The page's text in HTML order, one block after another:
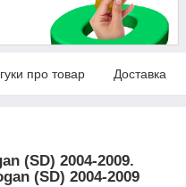
про товар Доставка
(SD) 2004-2009.
(SD) 2004-2009